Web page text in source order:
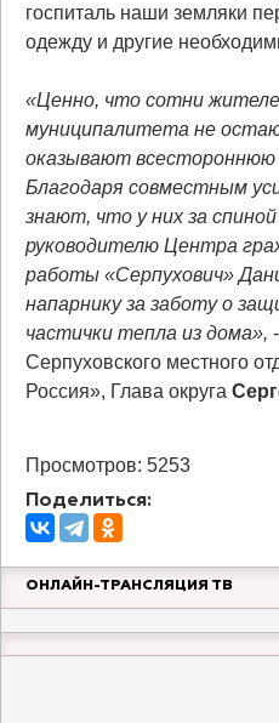
госпиталь наши земляки
одежду и другие
«Ценно, что сотни
муниципалитета не
оказывают всестороннюю
Благодаря совместным
знают, что у них за
руководителю Центра
работы «Серпухович»
напарнику за заботу о
частички тепла из дома»,
Серпуховского местного
Россия», Глава округа
Просмотров: 5253
Поделиться:
ОНЛАЙН-ТРАНСЛЯЦИЯ ТВ